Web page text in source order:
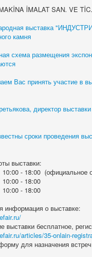
İMALAT SAN. VE
выставка
камня
схема размещения
Вас принять участие
директор
сроки проведения
выставки:
- 18:00 (официальное
- 18:00
- 18:00
информация о выставке:
выставки бесплатное,
articles/35-onlain-
для назначения